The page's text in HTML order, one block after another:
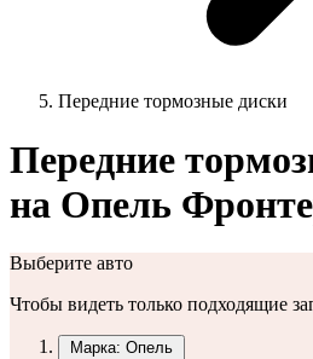
Передние тормозные диски
Передние
на Опель
Выберите авто
Чтобы видеть только подходящие
Марка: Опель